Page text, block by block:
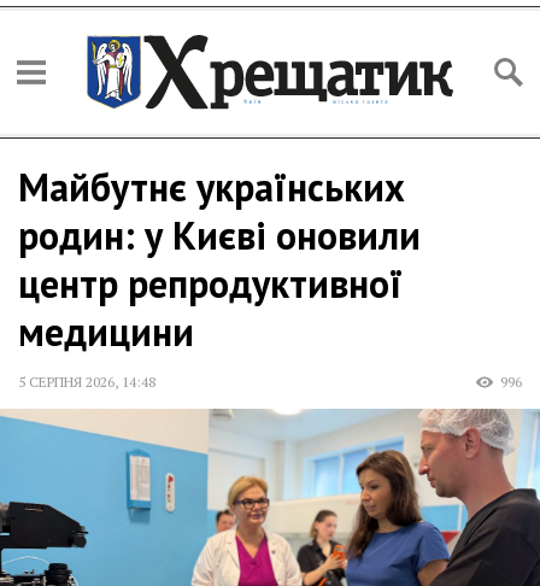
Майбутнє українських
родин: у Києві оновили
центр репродуктивної
медицини
5 СЕРПНЯ 2026, 14:48 996